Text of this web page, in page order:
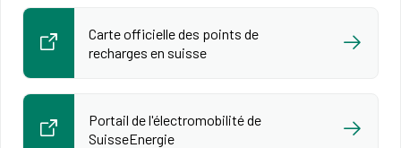
Carte officielle des points de
recharges en suisse
Portail de l'électromobilité de
SuisseEnergie